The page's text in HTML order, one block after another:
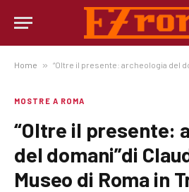
Home » “Oltre il presente: archeologia del domani”di
MOSTRE A ROMA
“Oltre il presente:
del domani”di
Museo di Roma in